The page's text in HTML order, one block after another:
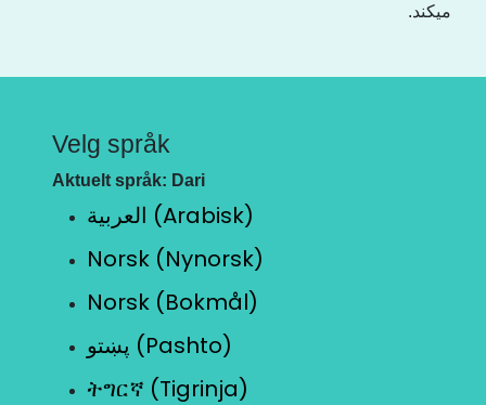
میکند.
Velg språk
Aktuelt språk: Dari
العربية (Arabisk)
Norsk (Nynorsk)
Norsk (Bokmål)
پښتو (Pashto)
ትግርኛ (Tigrinja)